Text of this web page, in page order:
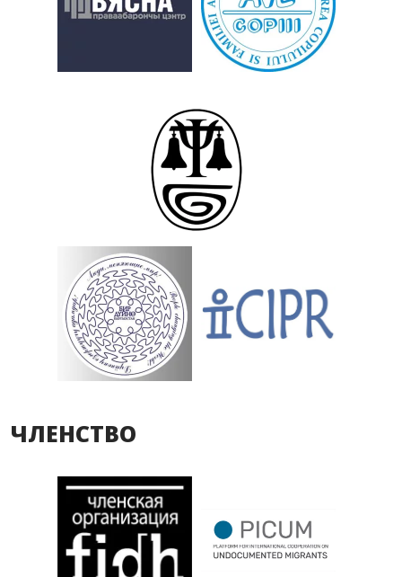
ЧЛЕНСТВО